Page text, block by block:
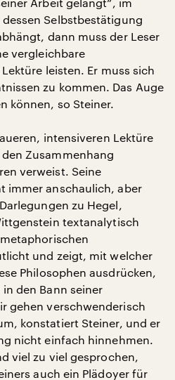
Selbstbestätigung
dann muss der Leser
vergleichbare
leisten. Er muss sich
zu kommen. Das Auge
können, so Steiner.
intensiveren Lektüre
Zusammenhang
verweist. Seine
immer anschaulich, aber
zu Hegel,
textanalytisch
und zeigt, mit welcher
Philosophen ausdrücken,
den Bann seiner
gehen verschwenderisch
konstatiert Steiner, und er
nicht einfach hinnehmen.
viel zu viel gesprochen,
auch ein Plädoyer für